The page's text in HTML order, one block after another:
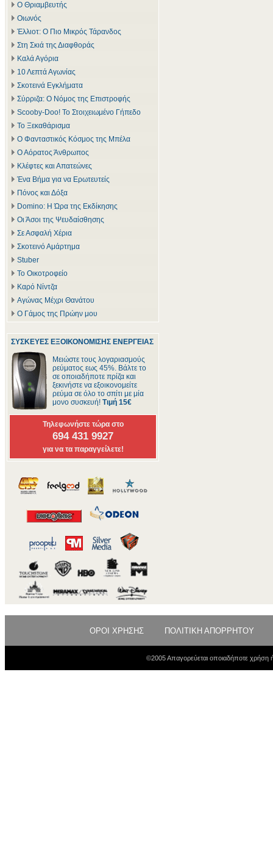
Ο Θριαμβευτής
Οιωνός
Έλλιοτ: Ο Πιο Μικρός Τάρανδος
Στη Σκιά της Διαφθοράς
Καλά Αγόρια
10 Λεπτά Αγωνίας
Σκοτεινά Εγκλήματα
Σύρριζα: Ο Νόμος της Επιστροφής
Scooby-Doo! Το Στοιχειωμένο Γήπεδο
Το Ξεκαθάρισμα
Ο Φανταστικός Κόσμος της Μπέλα
Ο Αόρατος Άνθρωπος
Κλέφτες και Απατεώνες
Ένα Βήμα για να Ερωτευτείς
Πόνος και Δόξα
Domino: Η Ώρα της Εκδίκησης
Οι Άσοι της Ψευδαίσθησης
Σε Ασφαλή Χέρια
Σκοτεινό Αμάρτημα
Stuber
Το Οικοτροφείο
Καρό Νίντζα
Αγώνας Μέχρι Θανάτου
Ο Γάμος της Πρώην μου
ΣΥΣΚΕΥΕΣ ΕΞΟΙΚΟΝΟΜΙΣΗΣ ΕΝΕΡΓΕΙΑΣ
Μειώστε τους λογαριασμούς
ρεύματος εως 45%. Βάλτε το
σε οποιαδήποτε πρίζα και
ξεκινήστε να εξοικονομείτε
ρεύμα σε όλο το σπίτι με μία
μονο συσκευή! Τιμή 15€
Τηλεφωνήστε τώρα στο
694 431 9927
για να τα παραγγείλετε!
ΟΡΟΙ ΧΡΗΣΗΣ ΠΟΛΙΤΙΚΗ ΑΠΟΡΡΗΤΟΥ
©2005 Απαγορεύεται οποιαδήποτε χρήση